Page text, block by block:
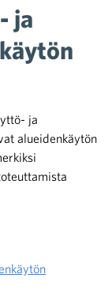
ja
ja
alueidenkäytön